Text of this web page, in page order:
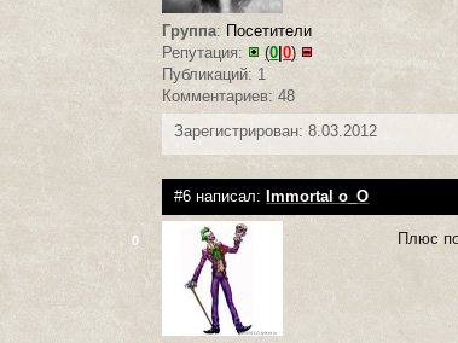
Группа: Посетители
Репутация:
(0|0)
Публикаций: 1
Комментариев: 48
Зарегистрирован: 8.03.2012
#6 написал:Immortal o_O
0 Плюс